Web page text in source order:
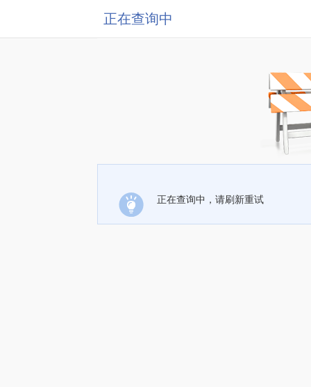
正在查询中
正在查询中，请刷新重试